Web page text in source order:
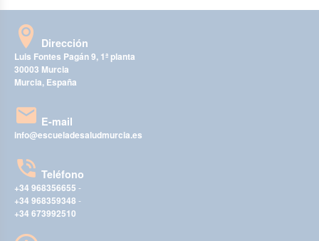
Dirección
Luis Fontes Pagán 9, 1ª planta
30003 Murcia
Murcia, España
E-mail
info@escueladesaludmurcia.es
Teléfono
+34 968356655 -
+34 968359348 -
+34 673992510